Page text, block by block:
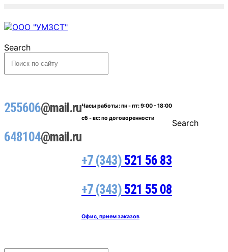
Search
255606@mail.ru
648104@mail.ru
Часы работы:пн - пт: 9:00 - 18:00
сб - вс: по договоренности
+7 (343) 521 56 83
+7 (343) 521 55 08
Офис, прием заказов
Search